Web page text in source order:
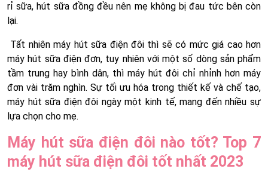
rỉ sữa, hút sữa đồng đều nên mẹ không bị đau tức bên còn
lại.
Tất nhiên máy hút sữa điện đôi thì sẽ có mức giá cao hơn
máy hút sữa điện đơn, tuy nhiên với một số dòng sản phẩm
tầm trung hay bình dân, thì máy hút đôi chỉ nhỉnh hơn máy
đơn vài trăm nghìn. Sự tối ưu hóa trong thiết kế và chế tạo,
máy hút sữa điện đôi ngày một kinh tế, mang đến nhiều sự
lựa chọn cho mẹ.
Máy hút sữa điện đôi nào tốt? Top 7
máy hút sữa điện đôi tốt nhất 2023